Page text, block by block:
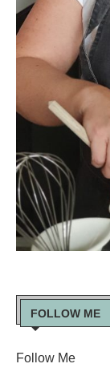
FOLLOW ME
Follow Me